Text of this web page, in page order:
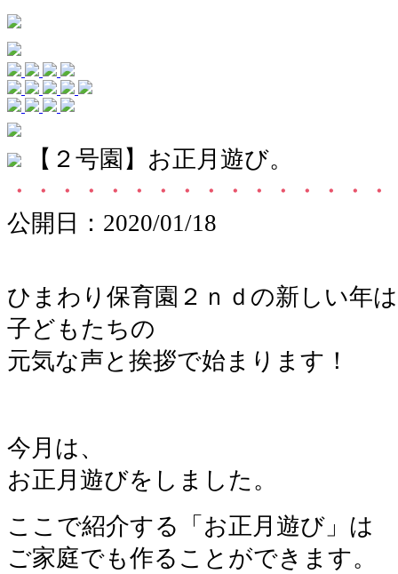
【２号園】お正月遊び。
・・・・・・・・・・・・・・・
公開日：2020/01/18
ひまわり保育園２ｎｄの新しい年は
子どもたちの
元気な声と挨拶で始まります！
今月は、
お正月遊びをしました。
ここで紹介する「お正月遊び」は
ご家庭でも作ることができます。